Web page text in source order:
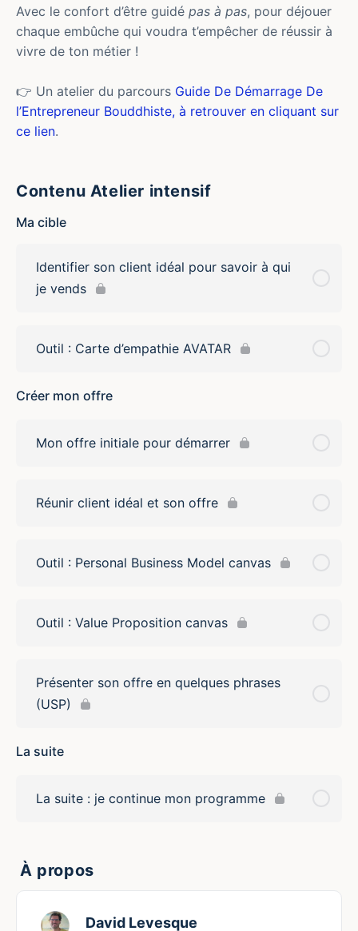
Avec le confort d’être guidé pas à pas, pour déjouer
chaque embûche qui voudra t’empêcher de réussir à
vivre de ton métier !
👉 Un atelier du parcours Guide De Démarrage De
l’Entrepreneur Bouddhiste, à retrouver en cliquant sur
ce lien.
Contenu Atelier intensif
Ma cible
Identifier son client idéal pour savoir à qui
je vends
Outil : Carte d’empathie AVATAR
Créer mon offre
Mon offre initiale pour démarrer
Réunir client idéal et son offre
Outil : Personal Business Model canvas
Outil : Value Proposition canvas
Présenter son offre en quelques phrases
(USP)
La suite
La suite : je continue mon programme
À propos
David Levesque